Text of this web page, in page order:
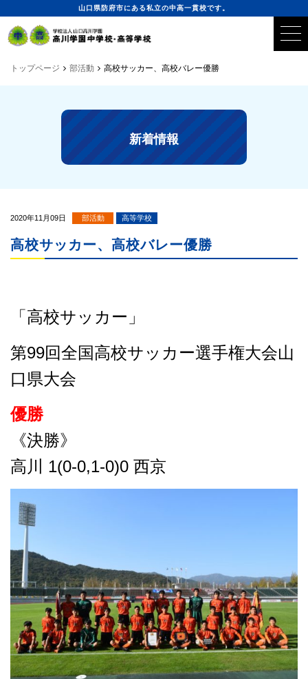
山口県防府市にある私立の中高一貫校です。
トップページ 部活動 高校サッカー、高校バレー優勝
新着情報
2020年11月09日 部活動 高等学校
高校サッカー、高校バレー優勝
「高校サッカー」
第99回全国高校サッカー選手権大会山
口県大会
優勝
《決勝》
高川 1(0-0,1-0)0 西京